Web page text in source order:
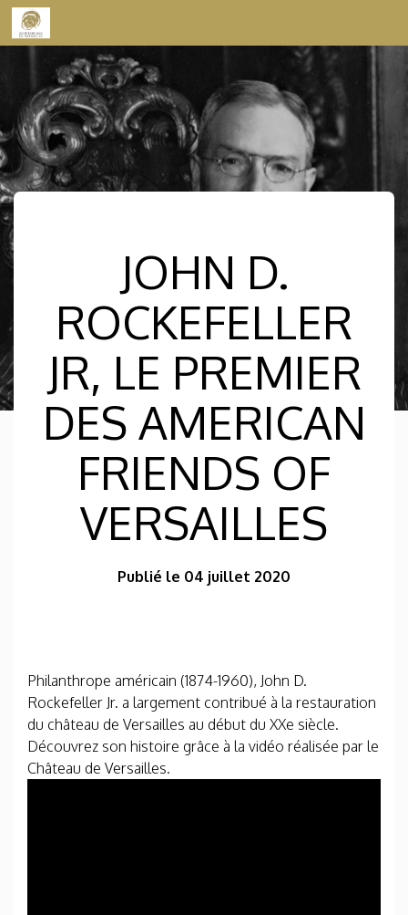
Skip to content
JOHN D.
ROCKEFELLER
JR, LE PREMIER
DES AMERICAN
FRIENDS OF
VERSAILLES
Publié le 04 juillet 2020
Philanthrope américain (1874-1960), John D.
Rockefeller Jr. a largement contribué à la restauration
du château de Versailles au début du XXe siècle.
Découvrez son histoire grâce à la vidéo réalisée par le
Château de Versailles.